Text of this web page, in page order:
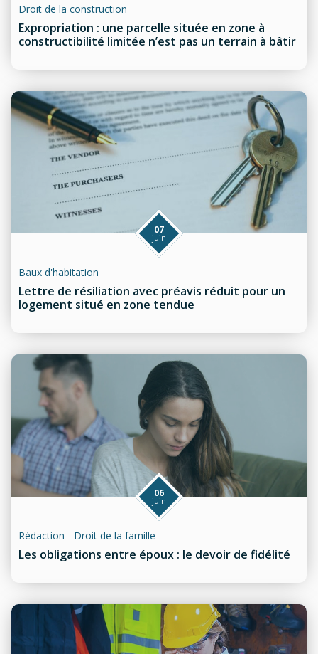
Expropriation : une parcelle située en zone à
constructibilité limitée n’est pas un terrain à bâtir
Droit de la construction
Lettre de résiliation avec préavis réduit pour un
logement situé en zone tendue
07
juin
Baux d'habitation
Les obligations entre époux : le devoir de fidélité
06
juin
Rédaction - Droit de la famille